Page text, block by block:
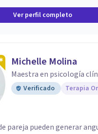
Ver perfil completo
Michelle Molina
Maestra en psicología
Verificado Terapia
pareja pueden generar